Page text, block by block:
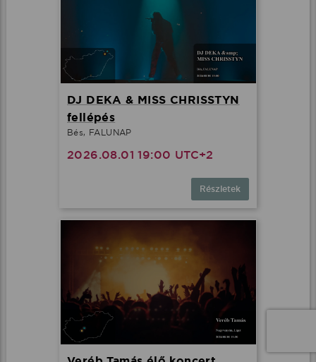
DJ DEKA & MISS CHRISSTYN
fellépés
Bés, FALUNAP
2026.08.01 19:00 UTC+2
Részletek